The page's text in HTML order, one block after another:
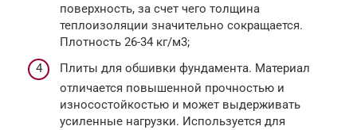
поверхность, за счет чего толщина
теплоизоляции значительно сокращается.
Плотность 26-34 кг/м3;
Плиты для обшивки фундамента. Материал
отличается повышенной прочностью и
износостойкостью и может выдерживать
усиленные нагрузки. Используется для